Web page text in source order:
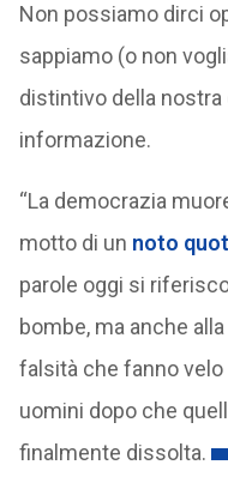
Non possiamo dirci
sappiamo (o non
distintivo della nostra
informazione.
“La democrazia
motto di un noto
parole oggi si
bombe, ma anche
falsità che fanno
uomini dopo che
finalmente dissolta.